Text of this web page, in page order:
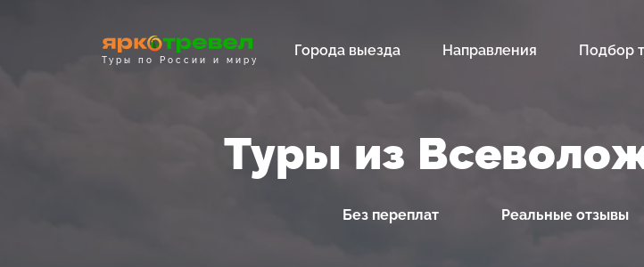
Туры по России и миру
Города выезда Направления Подбор
Туры из
Без переплат Реальные отзывы